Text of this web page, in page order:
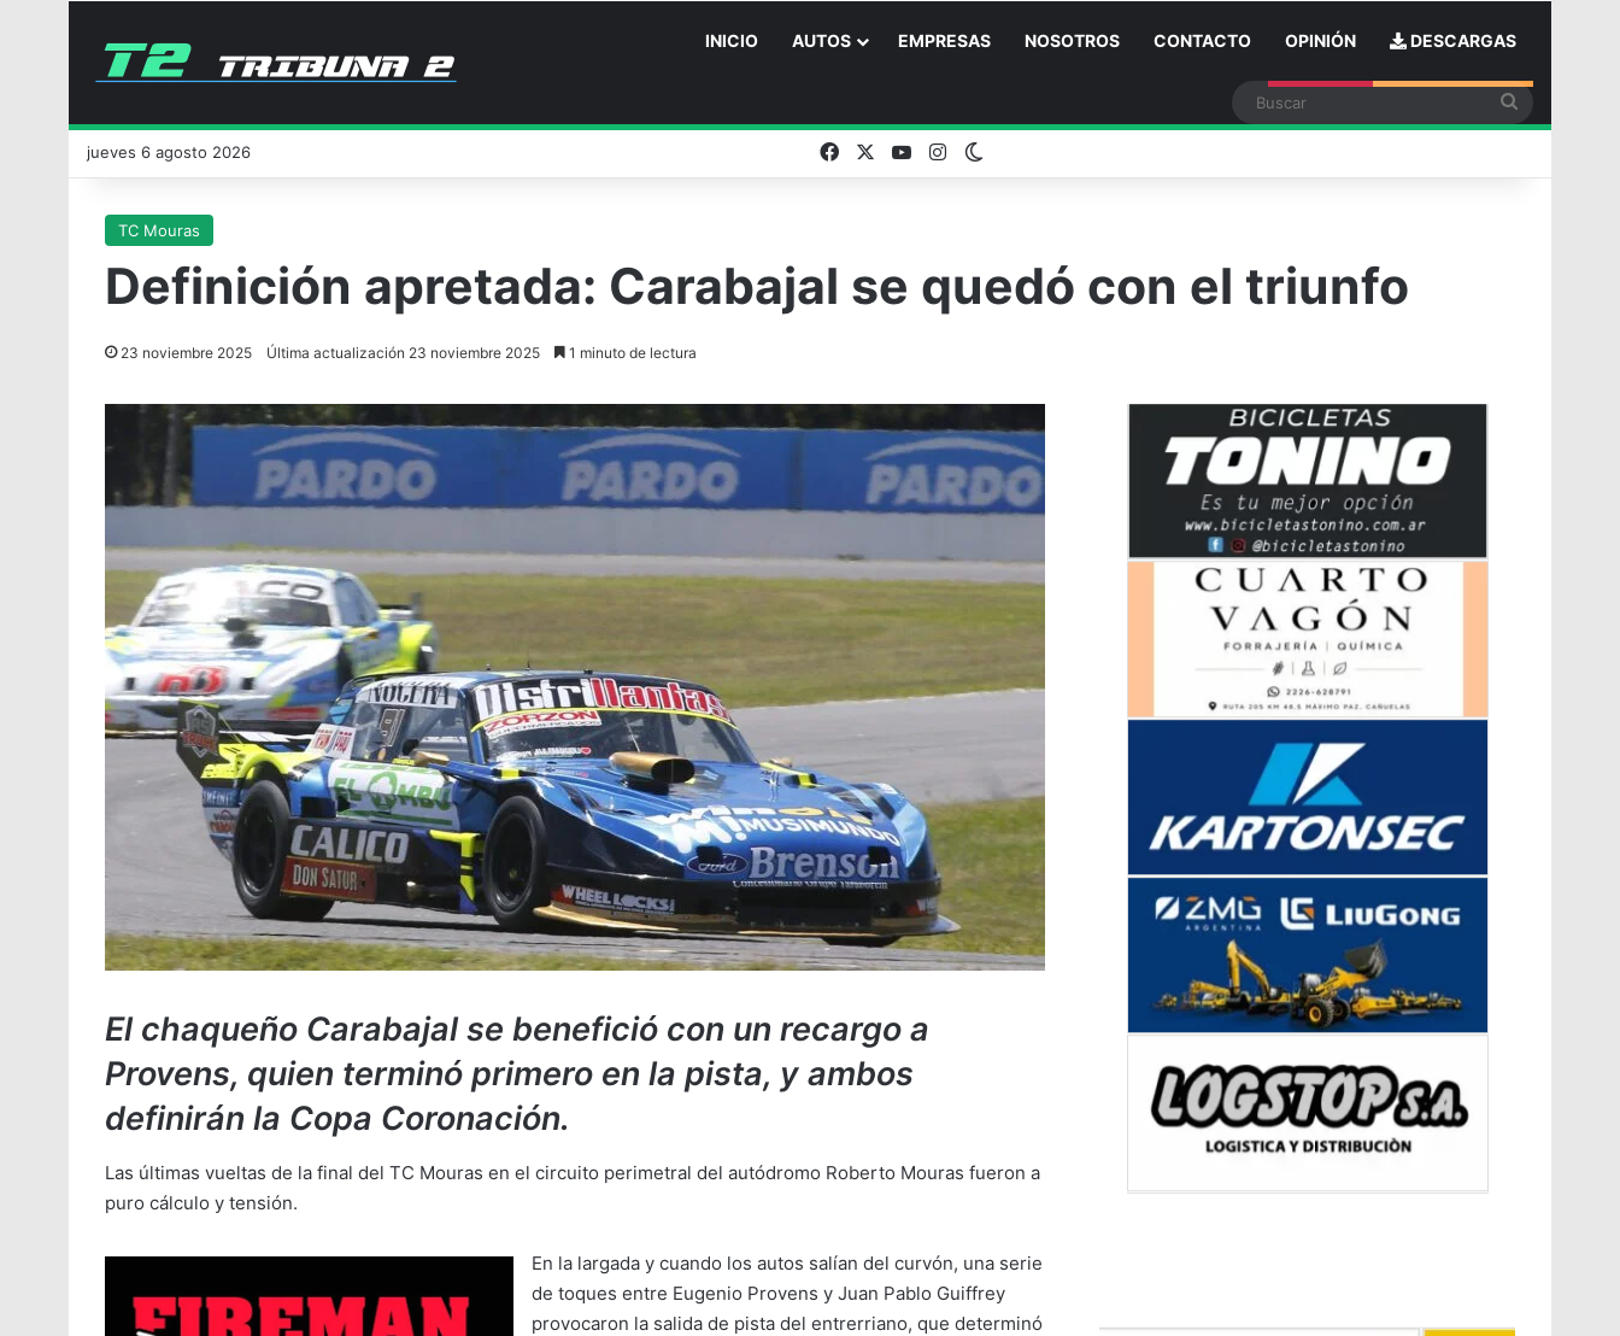
INICIO AUTOS EMPRESAS NOSOTROS CONTACTO OPINIÓN DESCARGAS
jueves 6 agosto 2026 FacebookYouTubeInstagramSwitch skin
TC Mouras
Definición apretada: Carabajal se quedó con el triunfo
23 noviembre 2025 Última actualización 23 noviembre 2025 1 minuto de lectura
El chaqueño Carabajal se benefició con un recargo a
Provens, quien terminó primero en la pista, y ambos
definirán la Copa Coronación.
Las últimas vueltas de la final del TC Mouras en el circuito perimetral del autódromo Roberto Mouras fueron a
puro cálculo y tensión.
En la largada y cuando los autos salían del curvón, una serie
de toques entre Eugenio Provens y Juan Pablo Guiffrey
provocaron la salida de pista del entrerriano, que determinó